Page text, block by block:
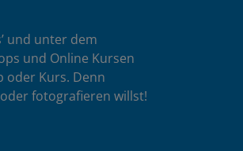
und unter dem
und Online Kursen
oder Kurs. Denn
fotografieren willst!